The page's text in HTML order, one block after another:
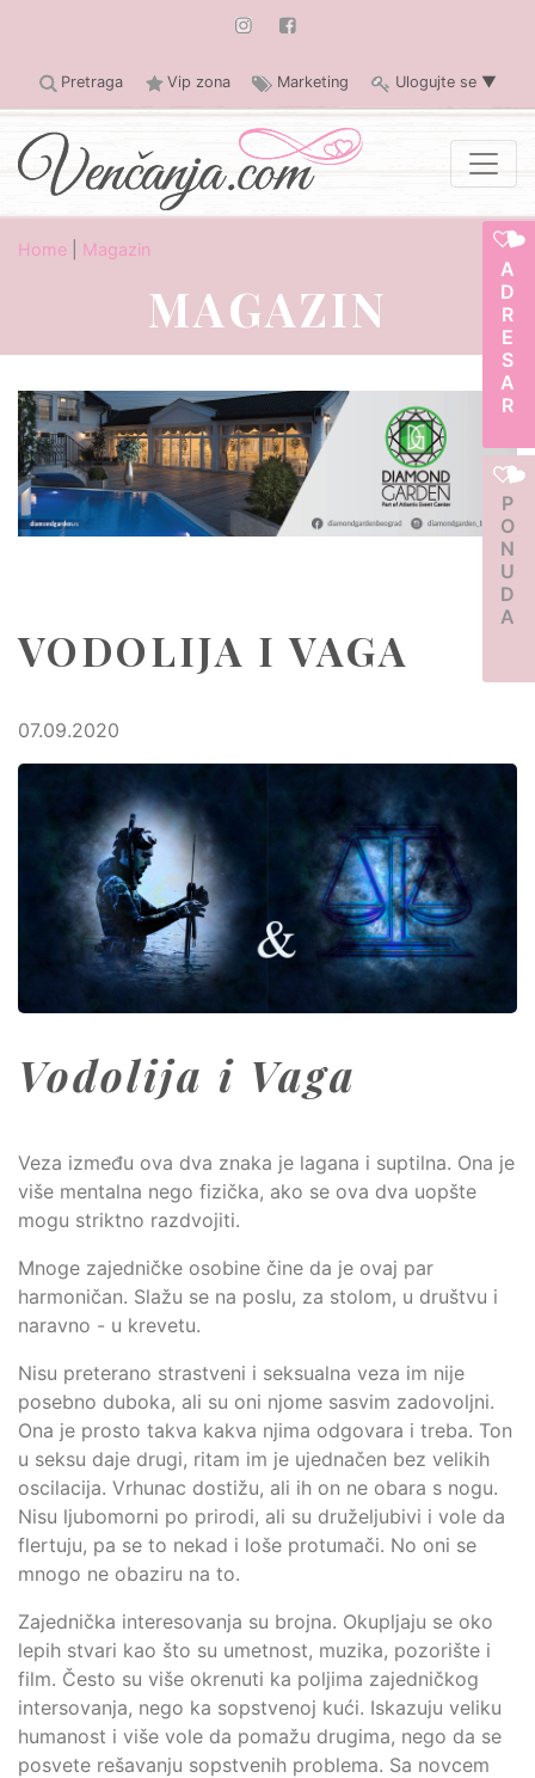
Pretraga Vip zona Marketing Ulogujte se ▼
ADRESAR
PONUDA
Home Magazin
MAGAZIN
VODOLIJA I VAGA
07.09.2020
Vodolija i Vaga
Veza između ova dva znaka je lagana i suptilna. Ona je
više mentalna nego fizička, ako se ova dva uopšte
mogu striktno razdvojiti.
Mnoge zajedničke osobine čine da je ovaj par
harmoničan. Slažu se na poslu, za stolom, u društvu i
naravno - u krevetu.
Nisu preterano strastveni i seksualna veza im nije
posebno duboka, ali su oni njome sasvim zadovoljni.
Ona je prosto takva kakva njima odgovara i treba. Ton
u seksu daje drugi, ritam im je ujednačen bez velikih
oscilacija. Vrhunac dostižu, ali ih on ne obara s nogu.
Nisu ljubomorni po prirodi, ali su druželjubivi i vole da
flertuju, pa se to nekad i loše protumači. No oni se
mnogo ne obaziru na to.
Zajednička interesovanja su brojna. Okupljaju se oko
lepih stvari kao što su umetnost, muzika, pozorište i
film. Često su više okrenuti ka poljima zajedničkog
intersovanja, nego ka sopstvenoj kući. Iskazuju veliku
humanost i više vole da pomažu drugima, nego da se
posvete rešavanju sopstvenih problema. Sa novcem